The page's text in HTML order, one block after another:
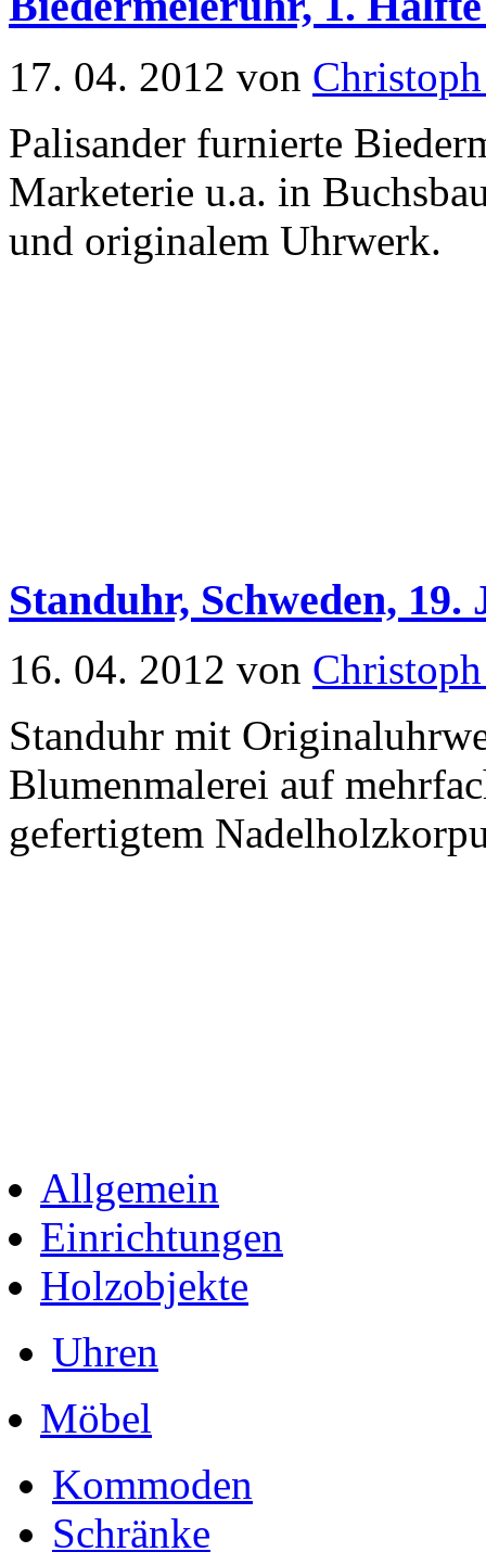
17. 04. 2012 von
Palisander furnierte
Marketerie u.a. in
und originalem Uhrwerk.
Standuhr, Schweden, 19.
16. 04. 2012 von
Standuhr mit
Blumenmalerei auf
gefertigtem
Allgemein
Einrichtungen
Holzobjekte
Uhren
Möbel
Kommoden
Schränke